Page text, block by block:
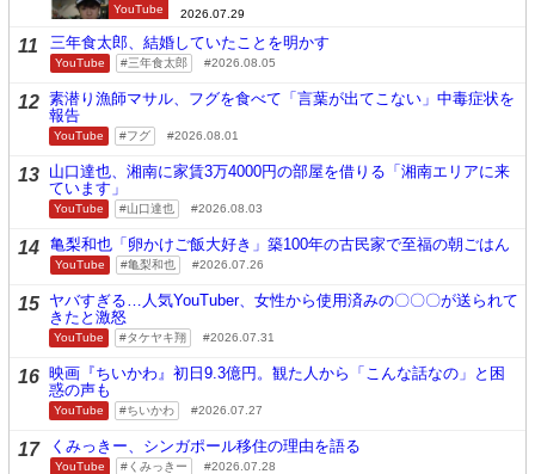
YouTube 2026.07.29
11 三年食太郎、結婚していたことを明かす
YouTube 三年食太郎 2026.08.05
12 素潜り漁師マサル、フグを食べて「言葉が出てこない」中毒症状を
報告
YouTube フグ 2026.08.01
13 山口達也、湘南に家賃3万4000円の部屋を借りる「湘南エリアに来
ています」
YouTube 山口達也 2026.08.03
14 亀梨和也「卵かけご飯大好き」築100年の古民家で至福の朝ごはん
YouTube 亀梨和也 2026.07.26
15 ヤバすぎる…人気YouTuber、女性から使用済みの〇〇〇が送られて
きたと激怒
YouTube タケヤキ翔 2026.07.31
16 映画『ちいかわ』初日9.3億円。観た人から「こんな話なの」と困
惑の声も
YouTube ちいかわ 2026.07.27
17 くみっきー、シンガポール移住の理由を語る
YouTube くみっきー 2026.07.28